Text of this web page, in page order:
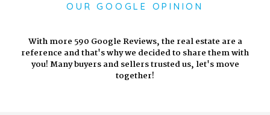
OUR GOOGLE OPINION
With more 590 Google Reviews, the real estate are a
reference and that's why we decided to share them with
you! Many buyers and sellers trusted us, let's move
together!